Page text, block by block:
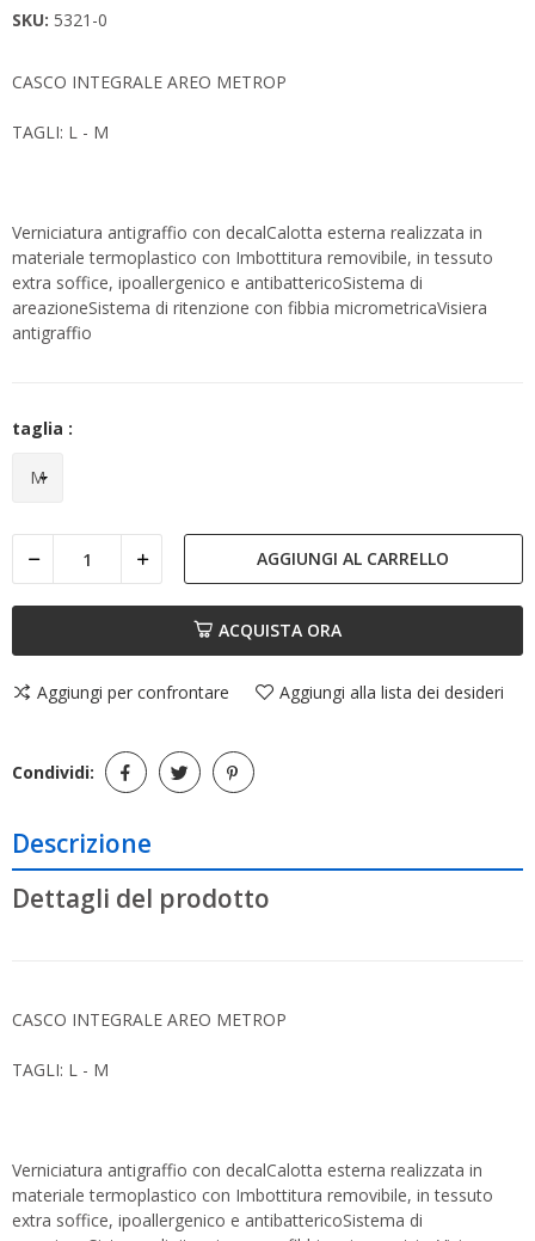
SKU: 5321-0
CASCO INTEGRALE AREO METROP
TAGLI: L - M
Verniciatura antigraffio con decalCalotta esterna realizzata in
materiale termoplastico con Imbottitura removibile, in tessuto
extra soffice, ipoallergenico e antibattericoSistema di
areazioneSistema di ritenzione con fibbia micrometricaVisiera
antigraffio
taglia :
AGGIUNGI AL CARRELLO
ACQUISTA ORA
Aggiungi per confrontare Aggiungi alla lista dei desideri
Condividi:
Descrizione
Dettagli del prodotto
CASCO INTEGRALE AREO METROP
TAGLI: L - M
Verniciatura antigraffio con decalCalotta esterna realizzata in
materiale termoplastico con Imbottitura removibile, in tessuto
extra soffice, ipoallergenico e antibattericoSistema di